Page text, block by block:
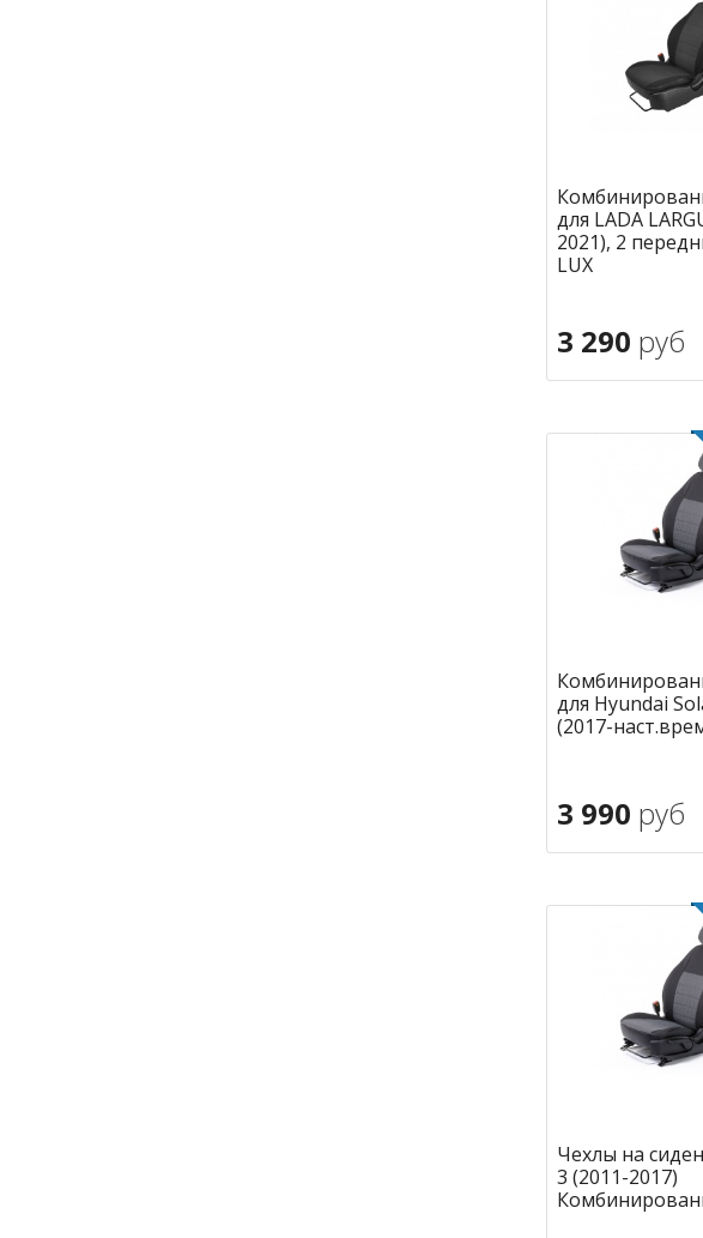
для LADA
2021), 2
LUX
3 290 руб
В корзину
для Hyundai
(2017-
3 990 руб
Чехлы на
3 (2011-2017)